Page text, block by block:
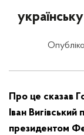
Про це сказав
Іван Вигівський
президентом